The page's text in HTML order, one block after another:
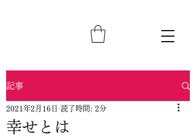
記事
幸せとは
2021年2月16日 読了時間: 2分